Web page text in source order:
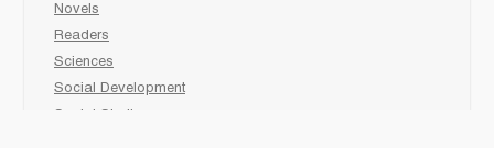
Novels
Readers
Sciences
Social Development